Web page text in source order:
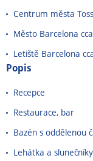
Centrum města
Město Barcelona
Letiště Barcelona
Popis
Recepce
Restaurace, bar
Bazén s oddělenou
Lehátka a